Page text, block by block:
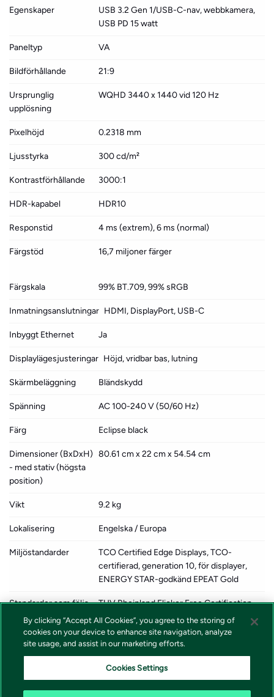
Egenskaper
USB 3.2 Gen 1/USB-C-nav, webbkamera,
USB PD 15 watt
Paneltyp VA
Bildförhållande 21:9
Ursprunglig
upplösning
WQHD 3440 x 1440 vid 120 Hz
Pixelhöjd 0.2318 mm
Ljusstyrka 300 cd/m²
Kontrastförhållande 3000:1
HDR-kapabel HDR10
Responstid 4 ms (extrem), 6 ms (normal)
Färgstöd 16,7 miljoner färger
Färgskala 99% BT.709, 99% sRGB
Inmatningsanslutningar HDMI, DisplayPort, USB-C
Inbyggt Ethernet Ja
Displaylägesjusteringar Höjd, vridbar bas, lutning
Skärmbeläggning Bländskydd
Spänning AC 100-240 V (50/60 Hz)
Färg Eclipse black
Dimensioner (BxDxH)
- med stativ (högsta
position)
80.61 cm x 22 cm x 54.54 cm
Vikt 9.2 kg
Lokalisering Engelska / Europa
Miljöstandarder
TCO Certified Edge Displays, TCO-
certifierad, generation 10, för displayer,
ENERGY STAR-godkänd EPEAT Gold
Standarder som följs
TUV Rheinland Flicker Free Certification,
TUV Rheinland Low Blue Light (Hardware
Solution), Eyesafe Certified 2.0, TUV
Rheinland Eye Comfort-certifiering (5-
stjärnig)
Tillverkarens garanti 3 års garanti
By clicking “Accept All Cookies”, you agree to the storing of
cookies on your device to enhance site navigation, analyze
site usage, and assist in our marketing efforts.
Cookies Settings